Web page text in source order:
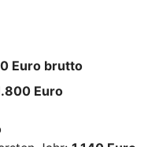
Euro brutto
Euro